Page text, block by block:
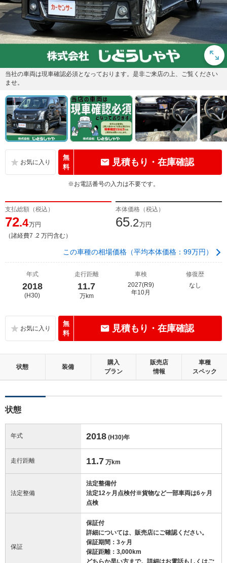
当社の車両は現車確認必須となっております。是非ご来店の上、ご覧ください
ませ。
無
料
見積もり・在庫確認
※お電話番号の入力は不要です。
支払総額（税込）
72.4万円
（諸経費7 .2 万円含む）
本体価格（税込）
65.2万円
この車種の相場価格（平均本体価格：99万円）
年式
2018
(H30)
走行距離
11.7
万km
車検
2027(R9)
年10月
修復歴
なし
無
料
見積もり・在庫確認
状態 装備
購入
プラン
販売店
情報
車種
スペック
状態
年式 2018 (H30)年
走行距離 11.7 万km
法定整備
法定整備付
法定12ヶ月点検付※貨物など一部車両は6ヶ月
点検
保証
保証付
詳細については、販売店にご確認ください。
保証期間：3ヶ月
保証距離：3,000km
どちらか早い方まで。詳細はお電話もしくはご